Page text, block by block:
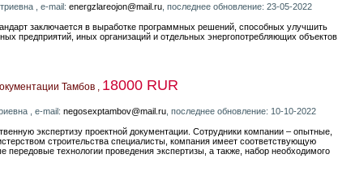
, e-mail: energzlareojon@mail.ru , последнее обновление: 23-05-2022
заключается в выработке программных решений, способных улучшить
предприятий, иных организаций и отдельных энергопотребляющих объектов.
Тамбов , 18000 RUR
, e-mail: negosexptambov@mail.ru , последнее обновление: 10-10-2022
экспертизу проектной документации. Сотрудники компании – опытные,
строительства специалисты, компания имеет соответствующую
передовые технологии проведения экспертизы, а также, набор необходимого